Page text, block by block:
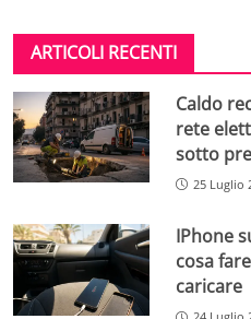
ARTICOLI RECENTI
Caldo
rete
sotto
25 Luglio
IPhone
cosa
caricare